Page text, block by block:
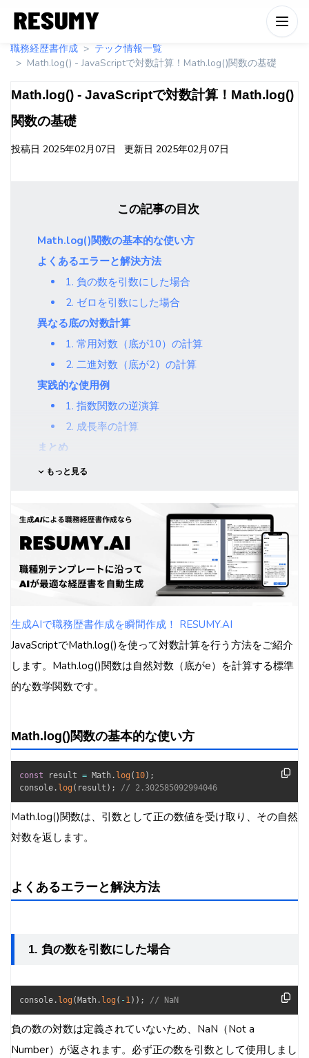
職務経歴書作成
テック情報一覧
Math.log() - JavaScriptで対数計算！Math.log()関数の基礎
Math.log() - JavaScriptで対数計算！Math.log()
関数の基礎
投稿日 2025年02月07日 更新日 2025年02月07日
この記事の目次
Math.log()関数の基本的な使い方
よくあるエラーと解決方法
1. 負の数を引数にした場合
2. ゼロを引数にした場合
異なる底の対数計算
1. 常用対数（底が10）の計算
2. 二進対数（底が2）の計算
実践的な使用例
1. 指数関数の逆演算
2. 成長率の計算
まとめ
もっと見る
生成AIで職務歴書作成を瞬間作成！ RESUMY.AI
JavaScriptでMath.log()を使って対数計算を行う方法をご紹介
します。Math.log()関数は自然対数（底がe）を計算する標準
的な数学関数です。
Math.log()関数の基本的な使い方
const result = Math . log ( 10) ;
console . log ( result ) ; // 2.302585092994046
Math.log()関数は、引数として正の数値を受け取り、その自然
対数を返します。
よくあるエラーと解決方法
1. 負の数を引数にした場合
console . log ( Math . log ( - 1) ) ; // NaN
負の数の対数は定義されていないため、NaN（Not a
Number）が返されます。必ず正の数を引数として使用しまし